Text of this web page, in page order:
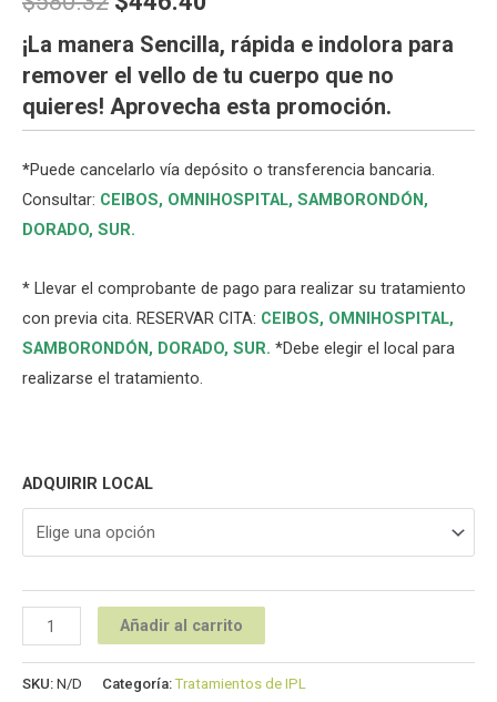
¡La manera Sencilla, rápida e indolora para
remover el vello de tu cuerpo que no
quieres! Aprovecha esta promoción.
*Puede cancelarlo vía depósito o transferencia bancaria.
Consultar: CEIBOS, OMNIHOSPITAL, SAMBORONDÓN,
DORADO, SUR.
* Llevar el comprobante de pago para realizar su tratamiento
con previa cita. RESERVAR CITA: CEIBOS, OMNIHOSPITAL,
SAMBORONDÓN, DORADO, SUR. *Debe elegir el local para
realizarse el tratamiento.
ADQUIRIR LOCAL
Añadir al carrito
SKU: N/D Categoría:Tratamientos de IPL